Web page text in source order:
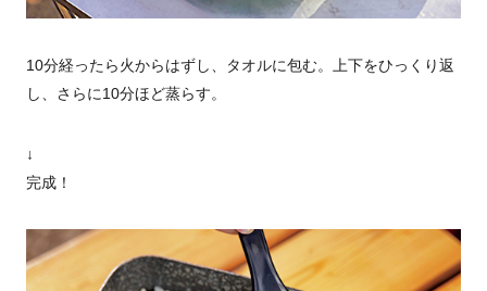
10分経ったら火からはずし、タオルに包む。上下をひっくり返
し、さらに10分ほど蒸らす。
↓
完成！